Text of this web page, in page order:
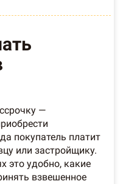
—
покупатель платит
или застройщику.
это удобно, какие
взвешенное